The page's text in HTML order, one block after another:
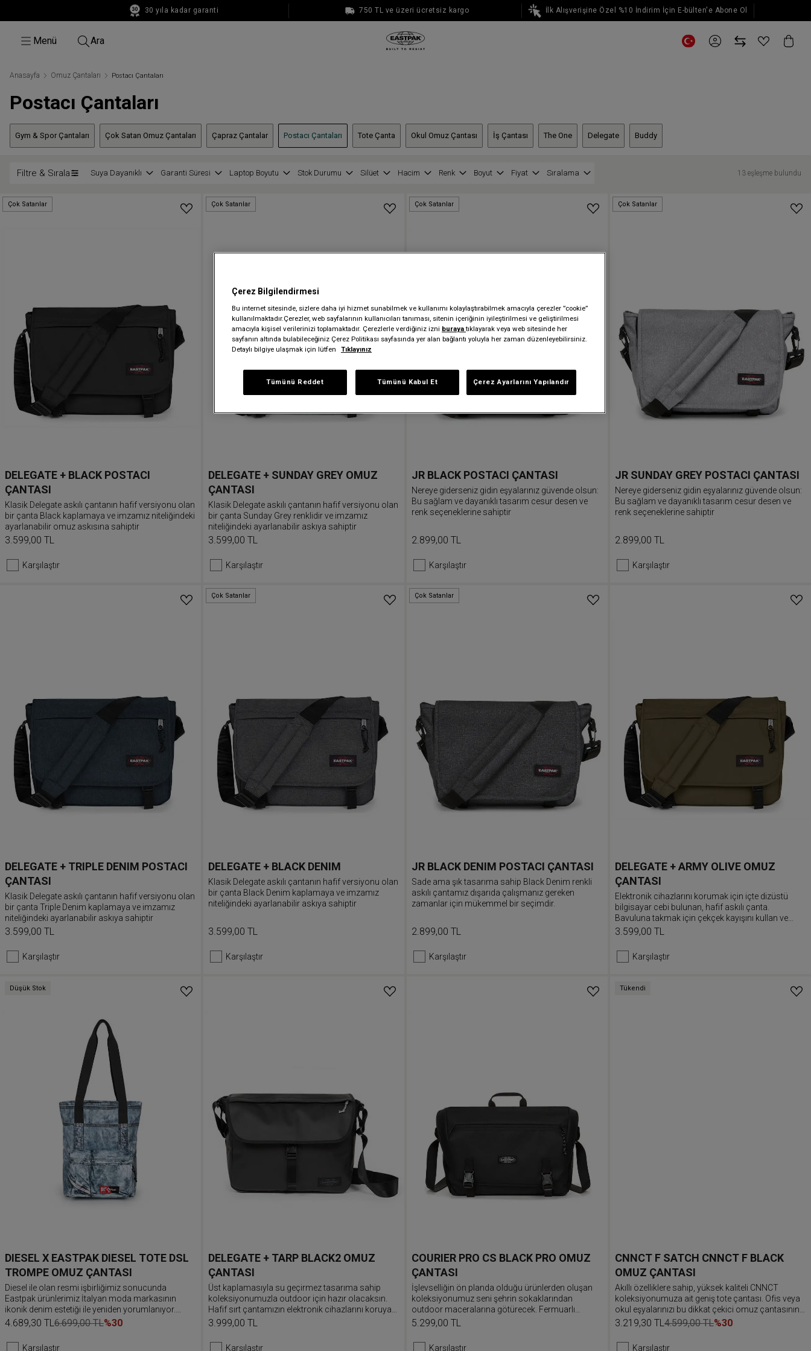
30 yıla kadar garanti 750 TL ve üzeri ücretsiz kargo İlk Alışverişine Özel %10 İndirim İçin E-bülten'e Abone Ol
1000 TL ve üzeri ücretsiz kargo E-posta güncellemeleri için kaydol
Menü Ara
Anasayfa Omuz Çantaları Postacı Çantaları
Postacı Çantaları
Gym & Spor Çantaları Çok Satan Omuz Çantaları Çapraz Çantalar Postacı Çantaları Tote Çanta Okul Omuz Çantası İş Çantası The One Delegate Buddy
Filtre & Sırala Suya Dayanıklı Garanti Süresi Laptop Boyutu Stok Durumu Silüet Hacim Renk Boyut Fiyat Sıralama 13 eşleşme bulundu
Çok Satanlar
DELEGATE + BLACK POSTACI
ÇANTASI
Klasik Delegate askılı çantanın hafif versiyonu olan
bir çanta Black kaplamaya ve imzamız niteliğindeki
ayarlanabilir omuz askısına sahiptir
3.599,00 TL
Karşılaştır
Çok Satanlar
DELEGATE + SUNDAY GREY OMUZ
ÇANTASI
Klasik Delegate askılı çantanın hafif versiyonu olan
bir çanta Sunday Grey renklidir ve imzamız
niteliğindeki ayarlanabilir askıya sahiptir
3.599,00 TL
Karşılaştır
Çok Satanlar
JR BLACK POSTACI ÇANTASI
Nereye giderseniz gidin eşyalarınız güvende olsun:
Bu sağlam ve dayanıklı tasarım cesur desen ve
renk seçeneklerine sahiptir
2.899,00 TL
Karşılaştır
Çok Satanlar
JR SUNDAY GREY POSTACI ÇANTASI
Nereye giderseniz gidin eşyalarınız güvende olsun:
Bu sağlam ve dayanıklı tasarım cesur desen ve
renk seçeneklerine sahiptir
2.899,00 TL
Karşılaştır
DELEGATE + TRIPLE DENIM POSTACI
ÇANTASI
Klasik Delegate askılı çantanın hafif versiyonu olan
bir çanta Triple Denim kaplamaya ve imzamız
niteliğindeki ayarlanabilir askıya sahiptir
3.599,00 TL
Karşılaştır
Çok Satanlar
DELEGATE + BLACK DENIM
Klasik Delegate askılı çantanın hafif versiyonu olan
bir çanta Black Denim kaplamaya ve imzamız
niteliğindeki ayarlanabilir askıya sahiptir
3.599,00 TL
Karşılaştır
Çok Satanlar
JR BLACK DENIM POSTACI ÇANTASI
Sade ama şık tasarıma sahip Black Denim renkli
askılı çantamız dışarıda çalışmanız gereken
zamanlar için mükemmel bir seçimdir.
2.899,00 TL
Karşılaştır
DELEGATE + ARMY OLIVE OMUZ
ÇANTASI
Elektronik cihazlarını korumak için içte dizüstü
bilgisayar cebi bulunan, hafif askılı çanta.
Bavuluna takmak için çekçek kayışını kullan ve
omuz askısını tarzına göre ayarla.
3.599,00 TL
Karşılaştır
Düşük Stok
DIESEL X EASTPAK DIESEL TOTE DSL
TROMPE OMUZ ÇANTASI
Diesel ile olan resmi işbirliğimiz sonucunda
Eastpak ürünlerimiz İtalyan moda markasının
ikonik denim estetiği ile yeniden yorumlanıyor.
Geniş tote çantada dahili dizüstü bilgisayar
eşyaların için fermuarlı ön cep bulunur.
4.689,30 TL6.699,00 TL%30
Karşılaştır
DELEGATE + TARP BLACK2 OMUZ
ÇANTASI
Üst kaplamasıyla su geçirmez tasarıma sahip
koleksiyonumuzla outdoor için hazır olacaksın.
Hafif sırt çantamızın elektronik cihazlarını koruyan
dahili dizüstü bilgisayar bölmesi ve valize
3.999,00 TL
Karşılaştır
COURIER PRO CS BLACK PRO OMUZ
ÇANTASI
İşlevselliğin ön planda olduğu ürünlerden oluşan
koleksiyonumuz seni şehrin sokaklarından
outdoor maceralarına götürecek. Fermuarlı
bölmesi bulunan postacı çantamız omza asılabilir
Anahtarlarını ön cepteki kullanışlı anahtar
5.299,00 TL
Karşılaştır
Tükendi
CNNCT F SATCH CNNCT F BLACK
OMUZ ÇANTASI
Akıllı özelliklere sahip, yüksek kaliteli CNNCT
koleksiyonumuza ait geniş tote çantası. Ofis veya
okul eşyalarınızı bu dikkat çekici omuz çantasının
çok sayıda bölmesine yerleştirin. Elektronik
cebini kullanın ve şişenizi yan bölmeye koyun.
3.219,30 TL4.599,00 TL%30
Karşılaştır
Çerez Bilgilendirmesi
Bu internet sitesinde, sizlere daha iyi hizmet sunabilmek ve kullanımı kolaylaştırabilmek amacıyla çerezler ”cookie”
kullanılmaktadır.Çerezler, web sayfalarının kullanıcıları tanıması, sitenin içeriğinin iyileştirilmesi ve geliştirilmesi
amacıyla kişisel verilerinizi toplamaktadır. Çerezlerle verdiğiniz izni burayatıklayarak veya web sitesinde her
sayfanın altında bulabileceğiniz Çerez Politikası sayfasında yer alan bağlantı yoluyla her zaman düzenleyebilirsiniz.
Detaylı bilgiye ulaşmak için lütfen
Tıklayınız
Çerez Ayarlarını Yapılandır
Tümünü Reddet Tümünü Kabul Et